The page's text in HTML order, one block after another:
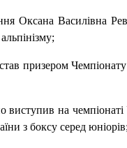
Оксана Василівна
призером
виступив на
з боксу серед